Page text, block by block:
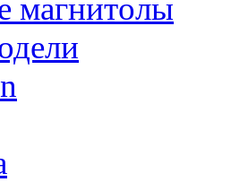
магнитолы